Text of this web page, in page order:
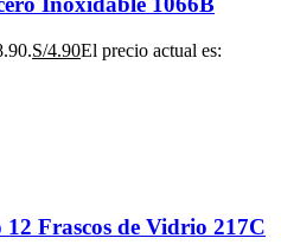
S/4.90El precio actual es:
Frascos de Vidrio 217C